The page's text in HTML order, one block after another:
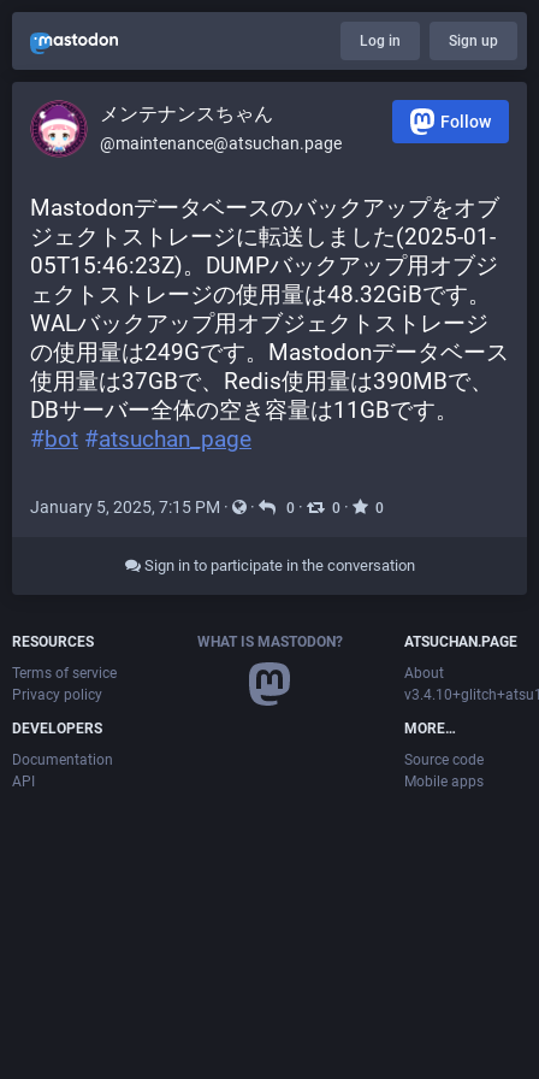
Log in Sign up
メンテナンスちゃん
@maintenance@atsuchan.page
Follow
Mastodonデータベースのバックアップをオブ
ジェクトストレージに転送しました(2025-01-
05T15:46:23Z)。DUMPバックアップ用オブジ
ェクトストレージの使用量は48.32GiBです。
WALバックアップ用オブジェクトストレージ
の使用量は249Gです。Mastodonデータベース
使用量は37GBで、Redis使用量は390MBで、
#bot #atsuchan_page
January 5, 2025, 7:15 PM · · 0 · 0 · 0
Sign in to participate in the conversation
RESOURCES
Terms of service
Privacy policy
DEVELOPERS
Documentation
API
WHAT IS MASTODON?
ATSUCHAN.PAGE
About
MORE…
Source code
Mobile apps